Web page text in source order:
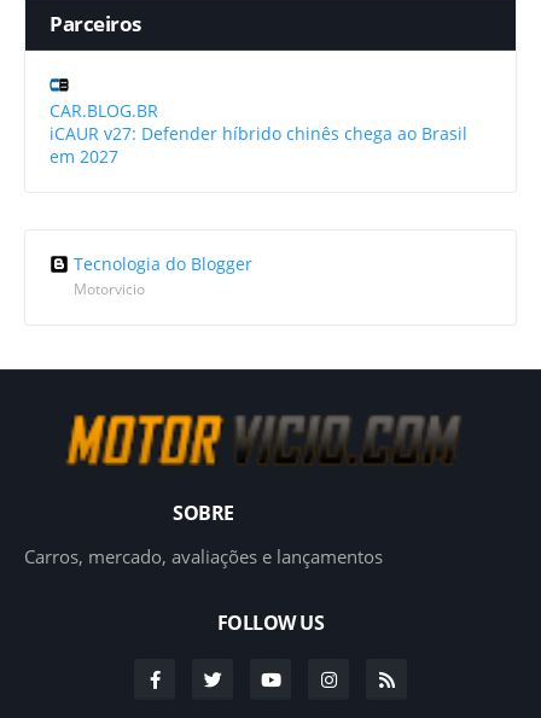
Parceiros
CAR.BLOG.BR
iCAUR v27: Defender híbrido chinês chega ao Brasil
em 2027
Tecnologia do Blogger
Motorvicio
SOBRE
Carros, mercado, avaliações e lançamentos
FOLLOW US